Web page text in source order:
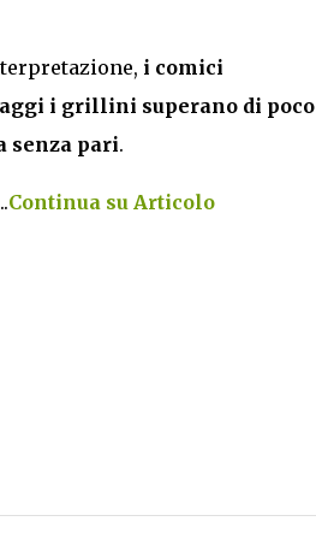
i comici
i grillini superano di poco
senza pari.
Continua su Articolo